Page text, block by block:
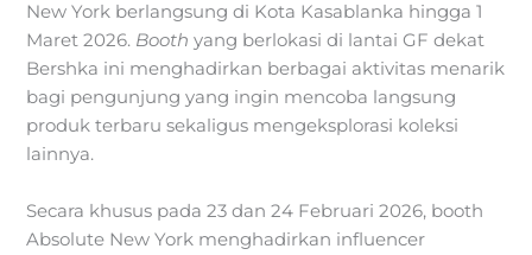
New York berlangsung di Kota Kasablanka hingga 1
Maret 2026. Boothyang berlokasi di lantai GF dekat
Bershka ini menghadirkan berbagai aktivitas menarik
bagi pengunjung yang ingin mencoba langsung
produk terbaru sekaligus mengeksplorasi koleksi
lainnya.
Secara khusus pada 23 dan 24 Februari 2026, booth
Absolute New York menghadirkan influencer